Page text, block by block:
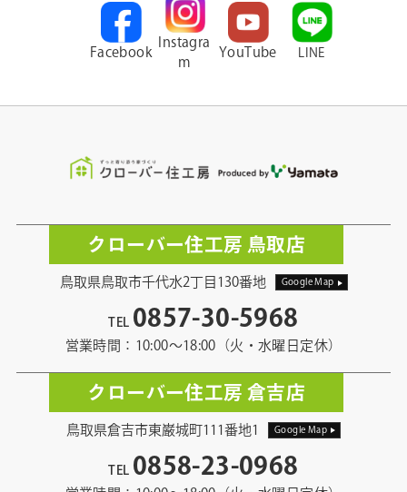
Facebook
Instagra
m
YouTube LINE
クローバー住工房 鳥取店
鳥取県鳥取市千代水2丁目130番地 Google Map
TEL 0857-30-5968
営業時間：10:00〜18:00（火・水曜日定休）
クローバー住工房 倉吉店
鳥取県倉吉市東巌城町111番地1 Google Map
TEL 0858-23-0968